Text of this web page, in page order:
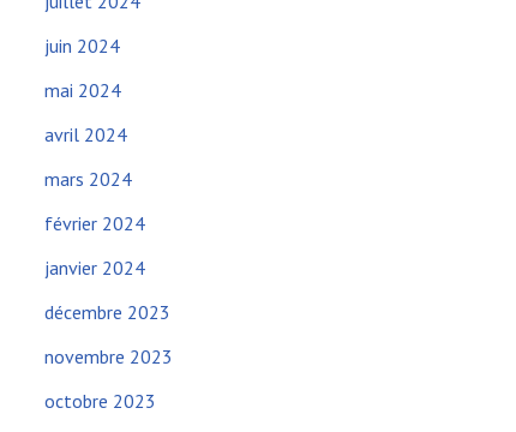
juin 2024
mai 2024
avril 2024
mars 2024
février 2024
janvier 2024
décembre 2023
novembre 2023
octobre 2023